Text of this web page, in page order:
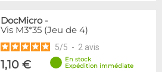
DocMicro-
Vis M3*35 (Jeu de 4)
5/5 - 2 avis
1,10 €
En stock
Expédition immédiate